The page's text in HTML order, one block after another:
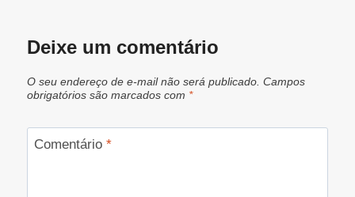
Deixe um comentário
O seu endereço de e-mail não será publicado. Campos
obrigatórios são marcados com *
Comentário *